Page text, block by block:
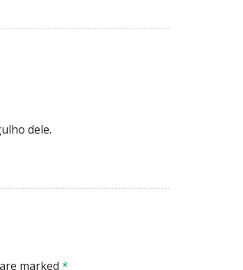
dele.
marked *